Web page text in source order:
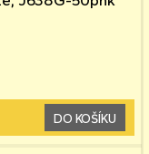
DO KOŠÍKU